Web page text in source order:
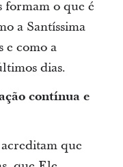
formam o que é
a Santíssima
e como a
dias.
contínua e
que